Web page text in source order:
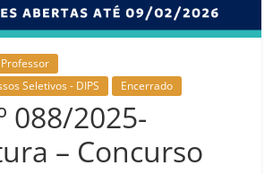
Seletivos - DIPS
Encerrado
088/2025-
– Concurso